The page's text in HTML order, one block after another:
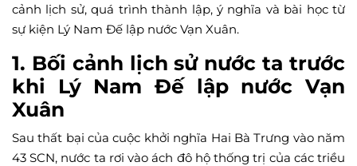
cảnh lịch sử, quá trình thành lập, ý nghĩa và bài học từ
sự kiện Lý Nam Đế lập nước Vạn Xuân.
1. Bối cảnh lịch sử nước ta trước
khi Lý Nam Đế lập nước Vạn
Xuân
Sau thất bại của cuộc khởi nghĩa Hai Bà Trưng vào năm
43 SCN, nước ta rơi vào ách đô hộ thống trị của các triều